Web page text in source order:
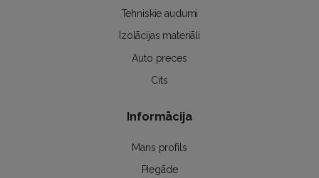
Tehniskie audumi
Izolācijas materiāli
Auto preces
Cits
Informācija
Mans profils
Piegāde